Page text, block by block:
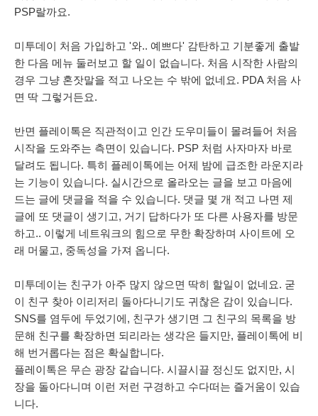
PSP랄까요.
미투데이 처음 가입하고 '와.. 예쁘다' 감탄하고 기분좋게 출발
한 다음 메뉴 둘러보고 할 일이 없습니다. 처음 시작한 사람의
경우 그냥 혼잣말을 적고 나오는 수 밖에 없네요. PDA 처음 사
면 딱 그렇거든요.
반면 플레이톡은 직관적이고 인간 도우미들이 몰려들어 처음
시작을 도와주는 측면이 있습니다. PSP 처럼 사자마자 바로
달려도 됩니다. 특히 플레이톡에는 어제 밤에 급조한 라운지라
는 기능이 있습니다. 실시간으로 올라오는 글을 보고 마음에
드는 글에 댓글을 적을 수 있습니다. 댓글 몇 개 적고 나면 제
글에 또 댓글이 생기고, 거기 답하다가 또 다른 사용자를 방문
하고.. 이렇게 네트워크의 힘으로 무한 확장하며 사이트에 오
래 머물고, 중독성을 가져 옵니다.
미투데이는 친구가 아주 많지 않으면 딱히 할일이 없네요. 굳
이 친구 찾아 이리저리 돌아다니기도 귀찮은 감이 있습니다.
SNS를 염두에 두었기에, 친구가 생기면 그 친구의 목록을 방
문해 친구를 확장하면 되리라는 생각은 들지만, 플레이톡에 비
해 번거롭다는 점은 확실합니다.
플레이톡은 무슨 광장 같습니다. 시끌시끌 정신도 없지만, 시
장을 돌아다니며 이런 저런 구경하고 수다떠는 즐거움이 있습
니다.